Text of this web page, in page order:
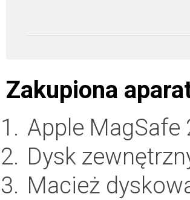
Zakupiona
Apple MagSafe
Dysk
Macież